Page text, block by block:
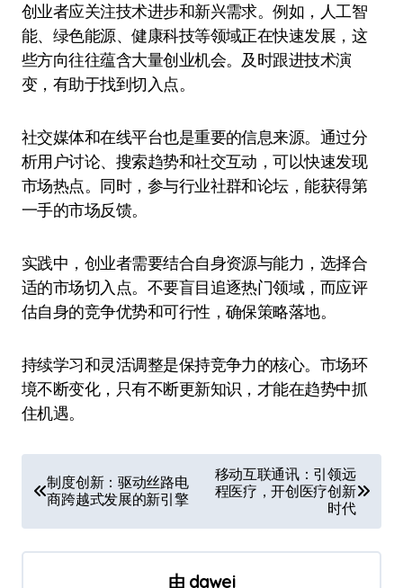
创业者应关注技术进步和新兴需求。例如，人工智
能、绿色能源、健康科技等领域正在快速发展，这
些方向往往蕴含大量创业机会。及时跟进技术演
变，有助于找到切入点。
社交媒体和在线平台也是重要的信息来源。通过分
析用户讨论、搜索趋势和社交互动，可以快速发现
市场热点。同时，参与行业社群和论坛，能获得第
一手的市场反馈。
实践中，创业者需要结合自身资源与能力，选择合
适的市场切入点。不要盲目追逐热门领域，而应评
估自身的竞争优势和可行性，确保策略落地。
持续学习和灵活调整是保持竞争力的核心。市场环
境不断变化，只有不断更新知识，才能在趋势中抓
住机遇。
章
导
航
制度创新：驱动丝路电
商跨越式发展的新引擎
移动互联通讯：引领远
程医疗，开创医疗创新
时代
由 dawei